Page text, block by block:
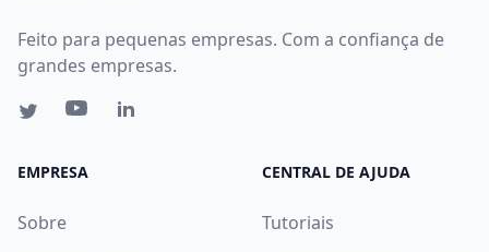
Feito para pequenas empresas. Com a confiança de
grandes empresas.
EMPRESA
Sobre
CENTRAL DE AJUDA
Tutoriais